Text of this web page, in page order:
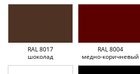
RAL 8017
шоколад
RAL 8004
медно-коричневый